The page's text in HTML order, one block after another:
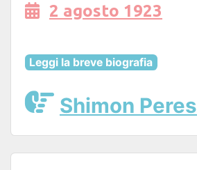
2 agosto 1923
Leggi la breve biografia
Shimon Peres